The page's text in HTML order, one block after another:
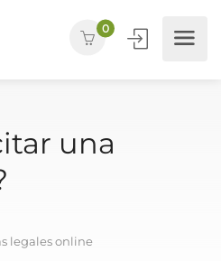
0
una
legales online